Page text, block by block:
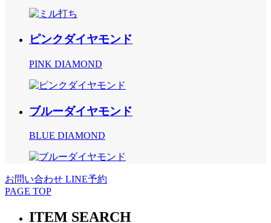
ピンクダイヤモンド
PINK DIAMOND
ブルーダイヤモンド
BLUE DIAMOND
お問い合わせ LINE予約
PAGE TOP
ITEM SEARCH